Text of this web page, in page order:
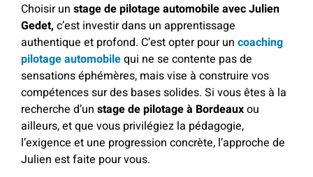
Choisir un stage de pilotage automobile avec Julien
Gedet, c’est investir dans un apprentissage
authentique et profond. C’est opter pour un coaching
pilotage automobilequi ne se contente pas de
sensations éphémères, mais vise à construire vos
compétences sur des bases solides. Si vous êtes à la
recherche d’un stage de pilotage à Bordeauxou
ailleurs, et que vous privilégiez la pédagogie,
l’exigence et une progression concrète, l’approche de
Julien est faite pour vous.